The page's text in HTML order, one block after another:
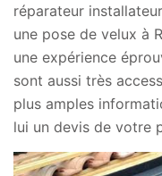
réparateur
une pose de velux à
une expérience
sont aussi très
plus amples
lui un devis de votre